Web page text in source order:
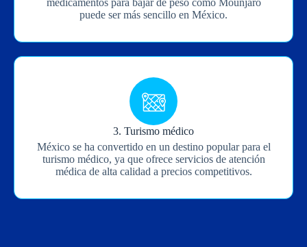
2. Accesibilidad
En algunos casos, obtener una receta para
medicamentos para bajar de peso como Mounjaro
puede ser más sencillo en México.